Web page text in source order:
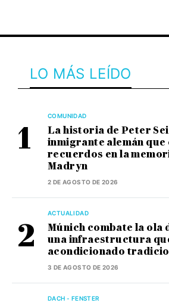
LO MÁS LEÍDO
COMUNIDAD
La historia de Peter
inmigrante alemán
recuerdos en la
Madryn
2 DE AGOSTO DE 2026
ACTUALIDAD
Múnich combate la ola
una infraestructura
acondicionado
3 DE AGOSTO DE 2026
DACH - FENSTER